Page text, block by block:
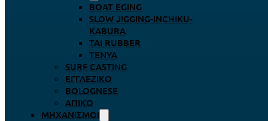
BOAT EGING
SLOW JIGGING-INCHIKU-
KABURA
TAI RUBBER
TENYA
SURF CASTING
ΕΓΓΛΈΖΙΚΟ
BOLOGNESE
ΑΠΊΚΟ
ΜΗΧΑΝΙΣΜΟΊ